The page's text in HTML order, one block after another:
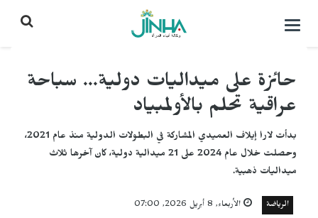
التحكم
حائزة على ميداليات دولية... سباحة
عراقية تحلم بالأولمبياد
بدأت لارا إيلاف العميدي المشاركة في البطولات الدولية منذ عام 2021،
وحصلت خلال عام 2024 على 21 ميدالية دولية، كان آخرها ثلاث
ميداليات ذهبية.
الرياضة الأربعاء, 8 أبريل 2026, 07:00